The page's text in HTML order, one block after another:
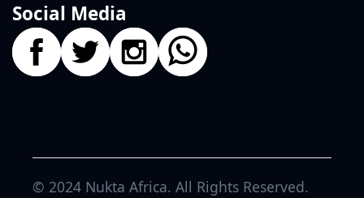
Social Media
© 2024 Nukta Africa. All Rights Reserved.